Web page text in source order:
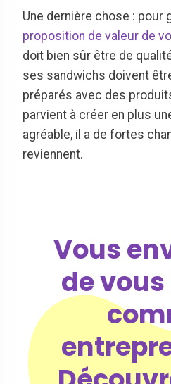
Une dernière chose : pour
proposition de valeur de
doit bien sûr être de
ses sandwichs doivent
préparés avec des
parvient à créer en plus
agréable, il a de fortes
reviennent.
Vous
de